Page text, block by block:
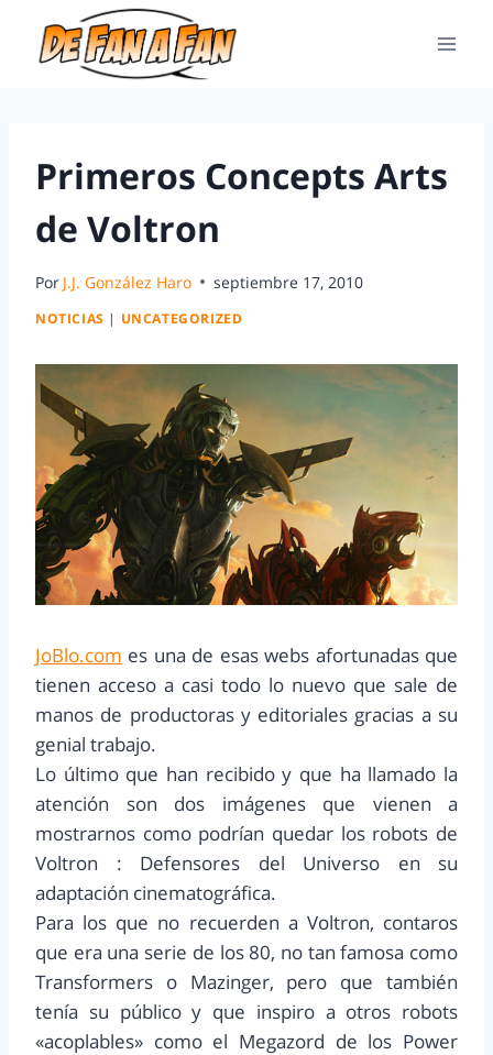
Primeros Concepts Arts
de Voltron
Por J.J. González Haro septiembre 17, 2010
NOTICIAS | UNCATEGORIZED
JoBlo.com es una de esas webs afortunadas que
tienen acceso a casi todo lo nuevo que sale de
manos de productoras y editoriales gracias a su
genial trabajo.
Lo último que han recibido y que ha llamado la
atención son dos imágenes que vienen a
mostrarnos como podrían quedar los robots de
Voltron : Defensores del Universo en su
adaptación cinematográfica.
Para los que no recuerden a Voltron, contaros
que era una serie de los 80, no tan famosa como
Transformers o Mazinger, pero que también
tenía su público y que inspiro a otros robots
«acoplables» como el Megazord de los Power